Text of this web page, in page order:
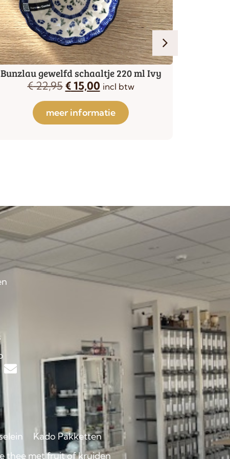
Bunzlau gewelfd schaaltje 220 ml Ivy
€22,95 €15,00 incl btw
meer informatie
Kado Pakketten
thee met fruit of kruiden